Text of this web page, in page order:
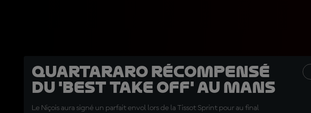
Quartararo récompensé
du 'Best Take Off' au Mans
Le Niçois aura signé un parfait envol lors de la Tissot Sprint pour au final